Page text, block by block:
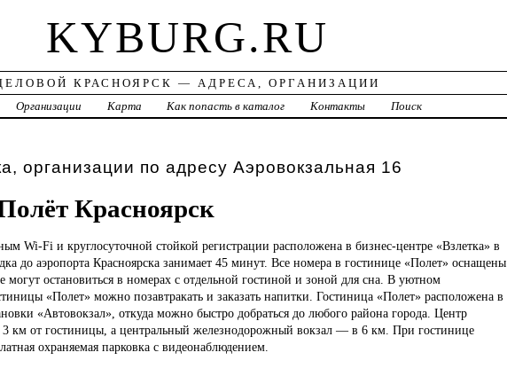
KYBURG.RU
КРАСНОЯРСК — АДРЕСА, ОРГАНИЗАЦИИ
Организации Карта Как попасть в каталог Контакты Поиск
организации по адресу Аэровокзальная 16
Красноярск
Wi-Fi и круглосуточной стойкой регистрации расположена в бизнес-центре «Взлетка» в
до аэропорта Красноярска занимает 45 минут. Все номера в гостинице «Полет» оснащены
могут остановиться в номерах с отдельной гостиной и зоной для сна. В уютном
«Полет» можно позавтракать и заказать напитки. Гостиница «Полет» расположена в
«Автовокзал», откуда можно быстро добраться до любого района города. Центр
3 км от гостиницы, а центральный железнодорожный вокзал — в 6 км. При гостинице
охраняемая парковка с видеонаблюдением.